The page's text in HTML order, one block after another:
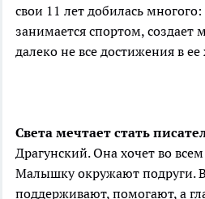
свои 11 лет добилась
занимается спортом, создает
далеко не все достижения в
Света мечтает стать
Драгунский. Она хочет во
Малышку окружают подруги.
поддерживают, помогают, а